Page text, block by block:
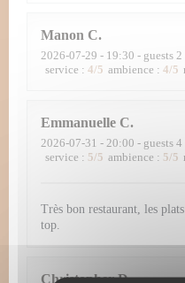
Manon C
2026-07-29 - 19:30 - guests 2
service : 4/5 ambience : 4/5
Emmanuelle C
2026-07-31 - 20:00 - guests 4
service : 5/5 ambience : 5/5
Très bon restaurant, les
top.
Christopher D